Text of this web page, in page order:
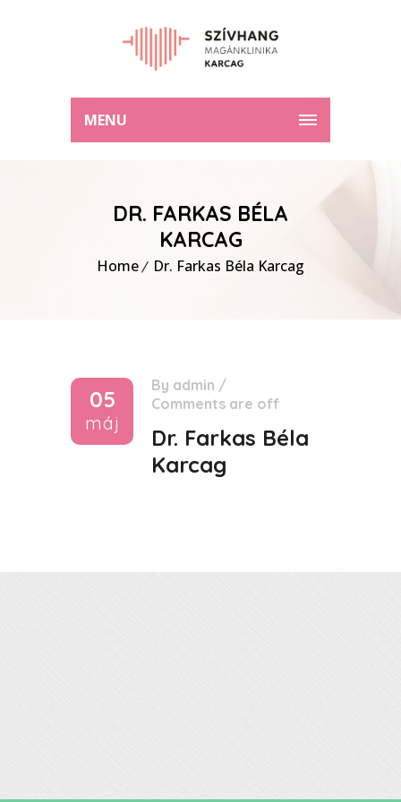
MENU
DR. FARKAS BÉLA
KARCAG
Home Dr. Farkas Béla Karcag
05
máj
By admin /
Comments are off
Dr. Farkas Béla
Karcag